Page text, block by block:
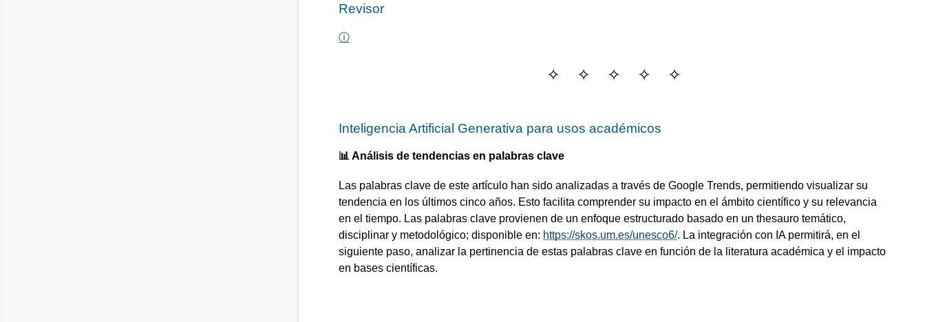
Revisor
ⓘ
Inteligencia Artificial Generativa para usos académicos
📊 Análisis de tendencias en palabras clave
Las palabras clave de este artículo han sido analizadas a través de Google Trends, permitiendo visualizar su
tendencia en los últimos cinco años. Esto facilita comprender su impacto en el ámbito científico y su relevancia
en el tiempo. Las palabras clave provienen de un enfoque estructurado basado en un thesauro temático,
disciplinar y metodológico; disponible en: https://skos.um.es/unesco6/. La integración con IA permitirá, en el
siguiente paso, analizar la pertinencia de estas palabras clave en función de la literatura académica y el impacto
en bases científicas.